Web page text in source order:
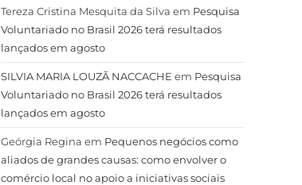
Tereza Cristina Mesquita da Silva em Pesquisa
Voluntariado no Brasil 2026 terá resultados
lançados em agosto
SILVIA MARIA LOUZÃ NACCACHE em Pesquisa
Voluntariado no Brasil 2026 terá resultados
lançados em agosto
Geórgia Regina em Pequenos negócios como
aliados de grandes causas: como envolver o
comércio local no apoio a iniciativas sociais